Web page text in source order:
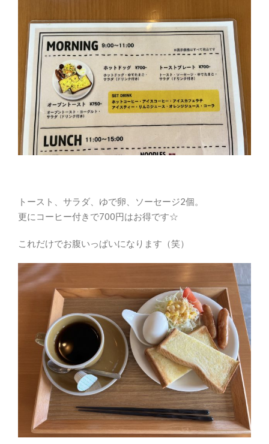
トースト、サラダ、ゆで卵、ソーセージ2個。
更にコーヒー付きで700円はお得です☆
これだけでお腹いっぱいになります（笑）